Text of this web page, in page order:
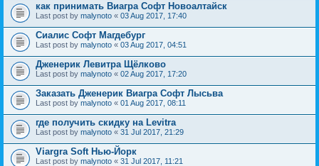
как принимать Виагра Софт Новоалтайск
Last post by malynoto « 03 Aug 2017, 17:40
Сиалис Софт Магдебург
Last post by malynoto « 03 Aug 2017, 04:51
Дженерик Левитра Щёлково
Last post by malynoto « 02 Aug 2017, 17:20
Заказать Дженерик Виагра Софт Лысьва
Last post by malynoto « 01 Aug 2017, 08:11
где получить скидку на Levitra
Last post by malynoto « 31 Jul 2017, 21:29
Viargra Soft Нью-Йорк
Last post by malynoto « 31 Jul 2017, 11:21